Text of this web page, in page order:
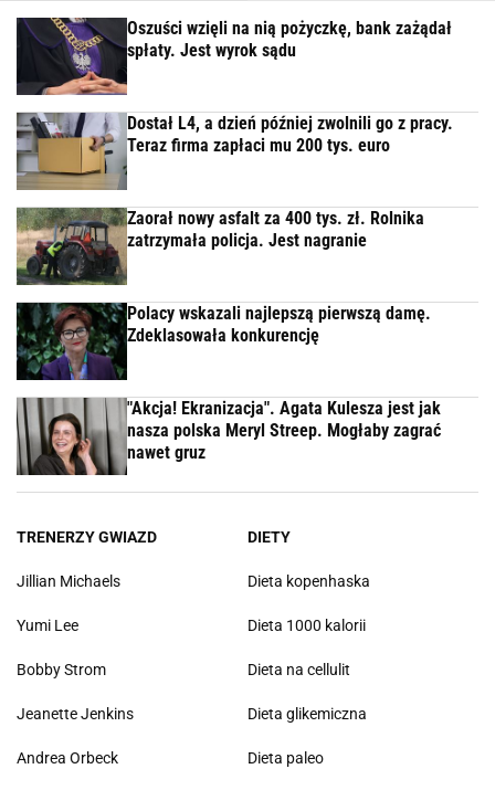
Oszuści wzięli na nią pożyczkę, bank zażądał
spłaty. Jest wyrok sądu
Dostał L4, a dzień później zwolnili go z pracy.
Teraz firma zapłaci mu 200 tys. euro
Zaorał nowy asfalt za 400 tys. zł. Rolnika
zatrzymała policja. Jest nagranie
Polacy wskazali najlepszą pierwszą damę.
Zdeklasowała konkurencję
"Akcja! Ekranizacja". Agata Kulesza jest jak
nasza polska Meryl Streep. Mogłaby zagrać
nawet gruz
TRENERZY GWIAZD
Jillian Michaels
Yumi Lee
Bobby Strom
Jeanette Jenkins
Andrea Orbeck
DIETY
Dieta kopenhaska
Dieta 1000 kalorii
Dieta na cellulit
Dieta glikemiczna
Dieta paleo